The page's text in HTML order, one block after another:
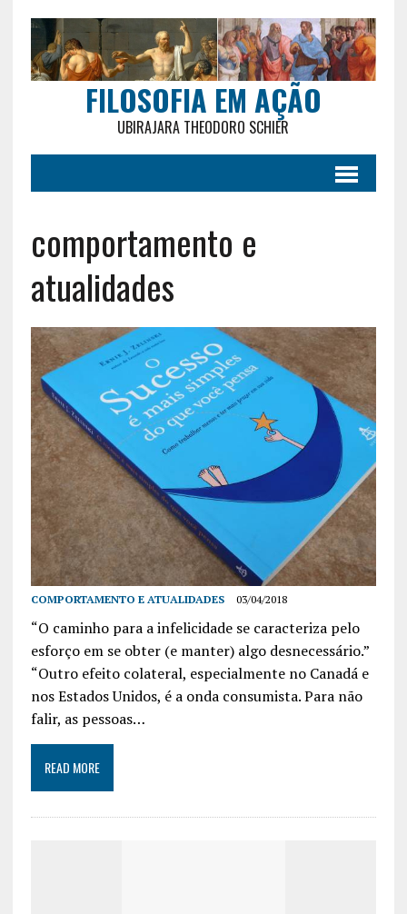
FILOSOFIA EM AÇÃO
UBIRAJARA THEODORO SCHIER
comportamento e
atualidades
COMPORTAMENTO E ATUALIDADES 03/04/2018
“O caminho para a infelicidade se caracteriza pelo
esforço em se obter (e manter) algo desnecessário.”
“Outro efeito colateral, especialmente no Canadá e
nos Estados Unidos, é a onda consumista. Para não
falir, as pessoas…
READ MORE